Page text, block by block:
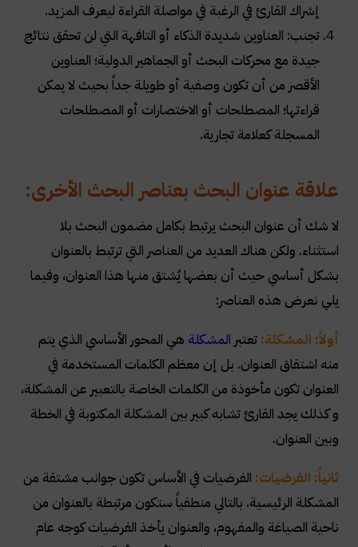
إشراك القارئ في الرغبة في مواصلة القراءة ليعرف المزيد.
تجنب: العناوين شديدة الذكاء أو التافهة التي لن تحقق نتائج
جيدة مع محركات البحث أو الجماهير الدولية؛ العناوين
الأقصر من أن تكون وصفية أو طويلة جداً بحيث لا يمكن
قراءتها؛ المصطلحات أو الاختصارات أو المصطلحات
المسجلة كعلامة تجارية.
علاقة عنوان البحث بعناصر البحث الأخرى:
لا شك أن عنوان البحث يرتبط بكامل مضمون البحث بلا
استثناء. ولكن هناك العديد من العناصر التي ترتبط بالعنوان
بشكل أساسي حيث أن بعضها يُشتق منها هذا العنوان، وفيما
يلي نعرض هذه العناصر:
أولاً: المشكلة: تعتبر المشكلة هي المحور الأساسي الذي يتم
منه اشتقاق العنوان. بل إن معظم الكلمات المستخدمة في
العنوان تكون مأخوذة من الكلمات الخاصة بالتعبير عن المشكلة،
و كذلك يجد القارئ تشابه كبير بين المشكلة المكتوبة في الخطة
وبين العنوان.
ثانياً: الفرضيات: الفرضيات في الأساس تكون جوانب مشتقة من
المشكلة الرئيسية. بالتالي منطقياً ستكون مرتبطة بالعنوان من
ناحية الصياغة والمفهوم، والعنوان يأخذ الفرضيات كوجه عام